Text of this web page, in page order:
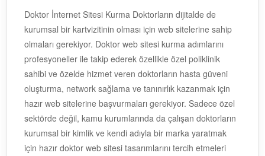
Doktor İnternet Sitesi Kurma Doktorların dijitalde de
kurumsal bir kartvizitinin olması için web sitelerine sahip
olmaları gerekiyor. Doktor web sitesi kurma adımlarını
profesyoneller ile takip ederek özellikle özel poliklinik
sahibi ve özelde hizmet veren doktorların hasta güveni
oluşturma, network sağlama ve tanınırlık kazanmak için
hazır web sitelerine başvurmaları gerekiyor. Sadece özel
sektörde değil, kamu kurumlarında da çalışan doktorların
kurumsal bir kimlik ve kendi adıyla bir marka yaratmak
için hazır doktor web sitesi tasarımlarını tercih etmeleri